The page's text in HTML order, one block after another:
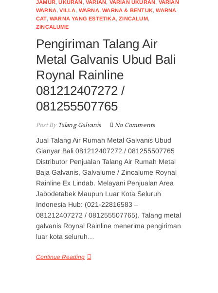
JAMUR,UKURAN,VARIAN, VARIAN UKURAN, VARIAN
WARNA,VILLA, WARNA,WARNA & BENTUK,WARNA
CAT,WARNA YANG ESTETIKA,ZINCALUM,
ZINCALUME
Pengiriman Talang Air
Metal Galvanis Ubud Bali
Roynal Rainline
081212407272 /
081255507765
Post ByTalang Galvanis No Comments
Jual Talang Air Rumah Metal Galvanis Ubud
Gianyar Bali 081212407272 / 081255507765
Distributor Penjualan Talang Air Rumah Metal
Baja Galvanis, Galvalume / Zincalume Roynal
Rainline Ex Lindab. Melayani Penjualan Area
Jabodetabek Maupun Luar Kota Seluruh
Indonesia Hub: (021-22816583 –
081212407272 / 081255507765). Talang metal
galvanis Roynal Rainline menerima pengiriman
luar kota seluruh…
Continue Reading